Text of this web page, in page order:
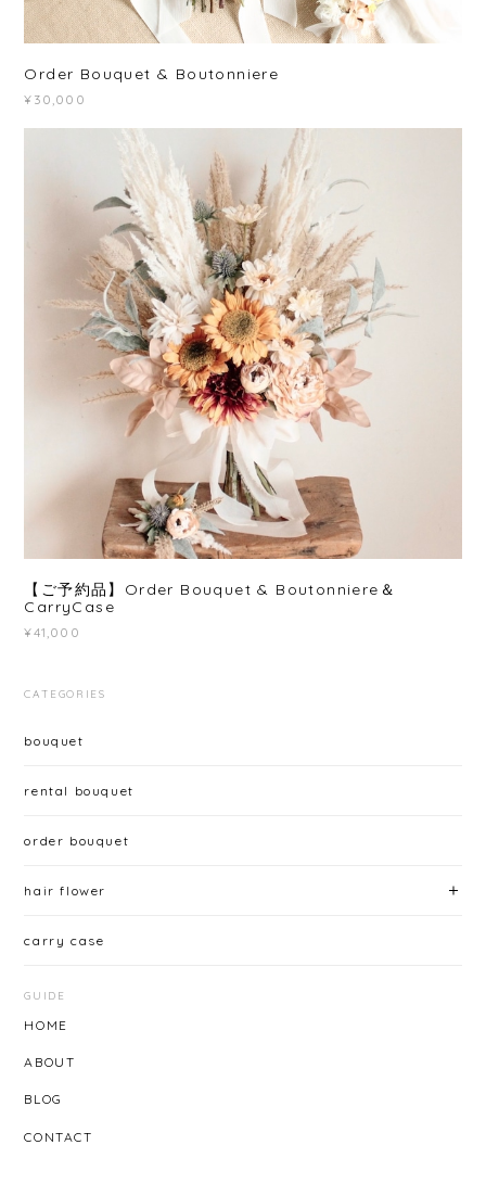
Order Bouquet & Boutonniere
¥30,000
【ご予約品】Order Bouquet & Boutonniere＆
CarryCase
¥41,000
CATEGORIES
bouquet
rental bouquet
order bouquet
hair flower
carry case
GUIDE
HOME
ABOUT
BLOG
CONTACT